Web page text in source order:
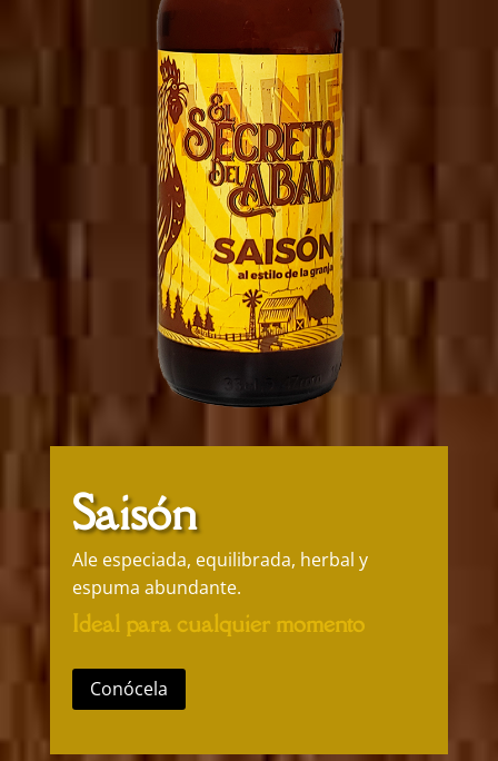
Saisón
Ale especiada, equilibrada, herbal y
espuma abundante.
Ideal para cualquier momento
Conócela